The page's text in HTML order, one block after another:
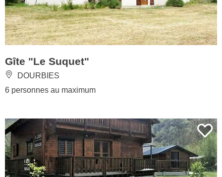
Gîte "Le Suquet"
DOURBIES
6 personnes au maximum